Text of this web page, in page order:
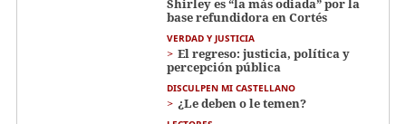
Shirley es “la más odiada” por la
base refundidora en Cortés
VERDAD Y JUSTICIA
El regreso: justicia, política y
percepción pública
DISCULPEN MI CASTELLANO
¿Le deben o le temen?